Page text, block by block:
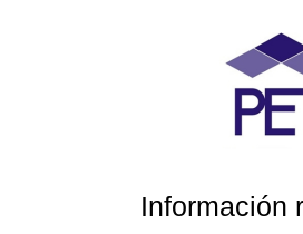
Información